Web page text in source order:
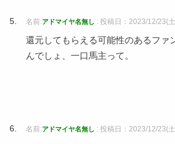
名前:アドマイヤ名無し : 投稿日：2023/12/23(
還元してもらえる可能性のあるファ
んでしょ、一口馬主って。
名前:アドマイヤ名無し : 投稿日：2023/12/23(